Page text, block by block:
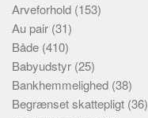
Arveforhold (153)
Au pair (31)
Både (410)
Babyudstyr (25)
Bankhemmelighed (38)
Begrænset skattepligt (36)